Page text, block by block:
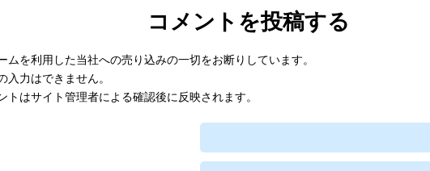
コメントを投稿する
ムを利用した当社への売り込みの一切をお断りしています。
入力はできません。
トはサイト管理者による確認後に反映されます。